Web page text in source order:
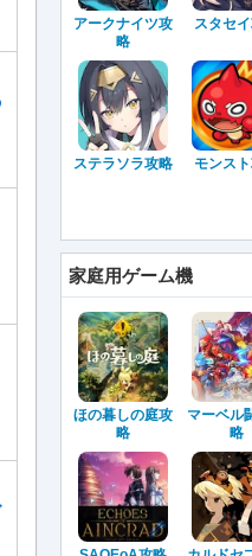
アークナイツ攻
略
スタセ
ステラソラ攻略 モンス
家庭用ゲーム機
ほの暮しの庭攻
略
マーベル
略